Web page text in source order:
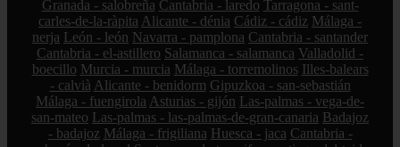
Granada - salobreña Cantabria - laredo Tarragona - sant-
carles-de-la-ràpita Alicante - dénia Cádiz - cádiz Málaga -
nerja León - león Navarra - pamplona Cantabria - santander
Cantabria - el-astillero Salamanca - salamanca Valladolid -
boecillo Murcia - murcia Málaga - torremolinos Illes-balears
- calvià Alicante - benidorm Gipuzkoa - san-sebastián
Málaga - fuengirola Asturias - gijón Las-palmas - vega-de-
san-mateo Las-palmas - las-palmas-de-gran-canaria Badajoz
- badajoz Málaga - frigiliana Huesca - jaca Cantabria -